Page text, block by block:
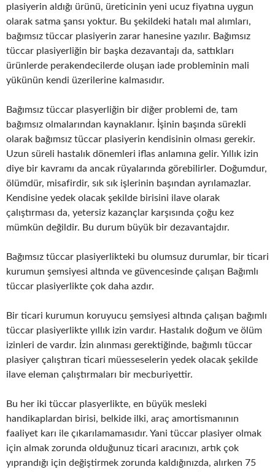
plasiyerin aldığı ürünü, üreticinin yeni ucuz fiyatına uygun
olarak satma şansı yoktur. Bu şekildeki hatalı mal alımları,
bağımsız tüccar plasiyerin zarar hanesine yazılır. Bağımsız
tüccar plasiyerliğin bir başka dezavantajı da, sattıkları
ürünlerde perakendecilerde oluşan iade probleminin mali
yükünün kendi üzerilerine kalmasıdır.
Bağımsız tüccar plasyerliğin bir diğer problemi de, tam
bağımsız olmalarından kaynaklanır. İşinin başında sürekli
olarak bağımsız tüccar plasiyerin kendisinin olması gerekir.
Uzun süreli hastalık dönemleri iflas anlamına gelir. Yıllık izin
diye bir kavramı da ancak rüyalarında görebilirler. Doğumdur,
ölümdür, misafirdir, sık sık işlerinin başından ayrılamazlar.
Kendisine yedek olacak şekilde birisini ilave olarak
çalıştırması da, yetersiz kazançlar karşısında çoğu kez
mümkün değildir. Bu durum büyük bir dezavantajdır.
Bağımsız tüccar plasiyerlikteki bu olumsuz durumlar, bir ticari
kurumun şemsiyesi altında ve güvencesinde çalışan Bağımlı
tüccar plasiyerlikte çok daha azdır.
Bir ticari kurumun koruyucu şemsiyesi altında çalışan bağımlı
tüccar plasiyerlikte yıllık izin vardır. Hastalık doğum ve ölüm
izinleri de vardır. İzin alınması gerektiğinde, bağımlı tüccar
plasiyer çalıştıran ticari müesseselerin yedek olacak şekilde
ilave eleman çalıştırmaları bir mecburiyettir.
Bu her iki tüccar plasyerlikte, en büyük mesleki
handikaplardan birisi, belkide ilki, araç amortismanının
faaliyet karı ile çıkarılamamasıdır. Yani tüccar plasiyer olmak
için almak zorunda olduğunuz ticari aracınızı, artık çok
yıprandığı için değiştirmek zorunda kaldığınızda, alırken 75